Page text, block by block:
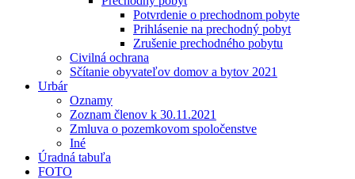
Potvrdenie o prechodnom pobyte
Prihlásenie na prechodný pobyt
Zrušenie prechodného pobytu
Civilná ochrana
Sčítanie obyvateľov domov a bytov 2021
Urbár
Oznamy
Zoznam členov k 30.11.2021
Zmluva o pozemkovom spoločenstve
Iné
Úradná tabuľa
FOTO